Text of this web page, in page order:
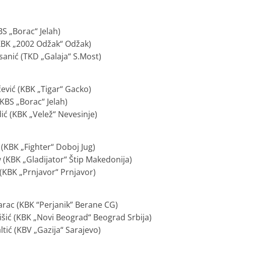
„Borac“ Jelah)
„2002 Odžak“ Odžak)
(TKD „Galaja“ S.Most)
(KBK „Tigar“ Gacko)
„Borac“ Jelah)
(KBK „Velež“ Nevesinje)
„Fighter“ Doboj Jug)
„Gladijator“ Štip Makedonija)
„Prnjavor“ Prnjavor)
(KBK “Perjanik” Berane CG)
(KBK „Novi Beograd“ Beograd Srbija)
(KBV „Gazija“ Sarajevo)